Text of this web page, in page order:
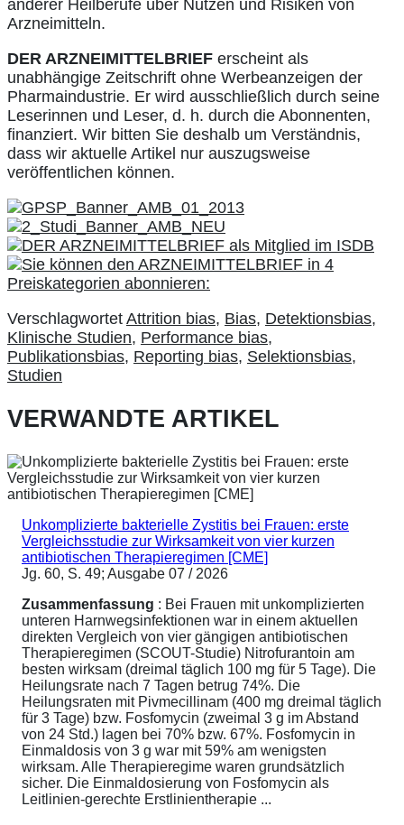
anderer Heilberufe über Nutzen und Risiken von
Arzneimitteln.
DER ARZNEIMITTELBRIEF erscheint als
unabhängige Zeitschrift ohne Werbeanzeigen der
Pharmaindustrie. Er wird ausschließlich durch seine
Leserinnen und Leser, d. h. durch die Abonnenten,
finanziert. Wir bitten Sie deshalb um Verständnis,
dass wir aktuelle Artikel nur auszugsweise
veröffentlichen können.
Verschlagwortet Attrition bias, Bias, Detektionsbias,
Klinische Studien, Performance bias,
Publikationsbias, Reporting bias, Selektionsbias,
Studien
VERWANDTE ARTIKEL
Unkomplizierte bakterielle Zystitis bei Frauen: erste
Vergleichsstudie zur Wirksamkeit von vier kurzen
antibiotischen Therapieregimen [CME]
Jg. 60, S. 49; Ausgabe 07 / 2026
Zusammenfassung : Bei Frauen mit unkomplizierten
unteren Harnwegsinfektionen war in einem aktuellen
direkten Vergleich von vier gängigen antibiotischen
Therapieregimen (SCOUT-Studie) Nitrofurantoin am
besten wirksam (dreimal täglich 100 mg für 5 Tage). Die
Heilungsrate nach 7 Tagen betrug 74%. Die
Heilungsraten mit Pivmecillinam (400 mg dreimal täglich
für 3 Tage) bzw. Fosfomycin (zweimal 3 g im Abstand
von 24 Std.) lagen bei 70% bzw. 67%. Fosfomycin in
Einmaldosis von 3 g war mit 59% am wenigsten
wirksam. Alle Therapieregime waren grundsätzlich
sicher. Die Einmaldosierung von Fosfomycin als
Leitlinien-gerechte Erstlinientherapie ...